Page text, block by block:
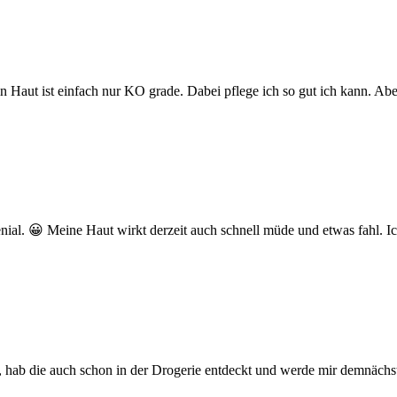
Haut ist einfach nur KO grade. Dabei pflege ich so gut ich kann.
😀 Meine Haut wirkt derzeit auch schnell müde und etwas fahl.
die auch schon in der Drogerie entdeckt und werde mir